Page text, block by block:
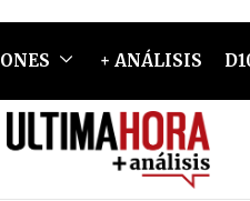
+ ANÁLISIS